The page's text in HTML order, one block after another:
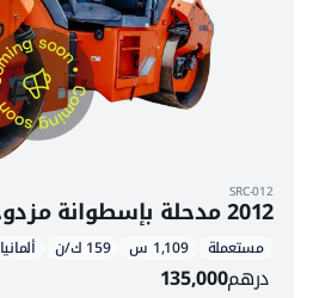
SRC-012
2012 مدحلة بإسطوانة مزدوجة هام HD+ 140 VV
مستعملة 1,109 س 159 ك/ن ألمانيا
درهم135,000